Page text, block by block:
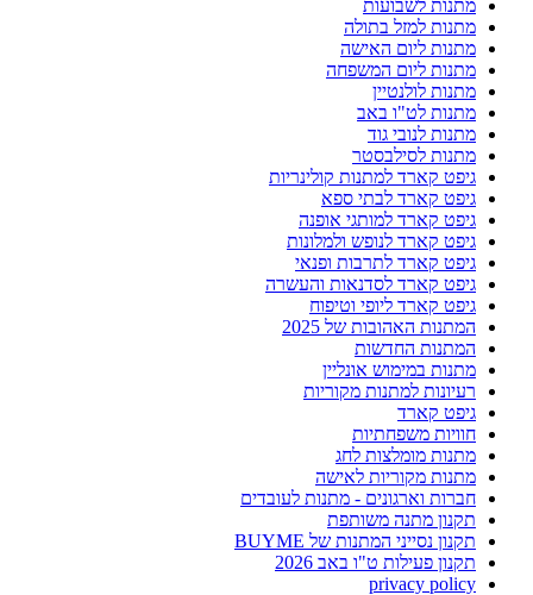
מתנות לשבועות
מתנות למזל בתולה
מתנות ליום האישה
מתנות ליום המשפחה
מתנות לולנטיין
מתנות לט"ו באב
מתנות לנובי גוד
מתנות לסילבסטר
גיפט קארד למתנות קולינריות
גיפט קארד לבתי ספא
גיפט קארד למותגי אופנה
גיפט קארד לנופש ולמלונות
גיפט קארד לתרבות ופנאי
גיפט קארד לסדנאות והעשרה
גיפט קארד ליופי וטיפוח
המתנות האהובות של 2025
המתנות החדשות
מתנות במימוש אונליין
רעיונות למתנות מקוריות
גיפט קארד
חוויות משפחתיות
מתנות מומלצות לחג
מתנות מקוריות לאישה
חברות וארגונים - מתנות לעובדים
תקנון מתנה משותפת
תקנון נסייני המתנות של BUYME
תקנון פעילות ט"ו באב 2026
privacy policy